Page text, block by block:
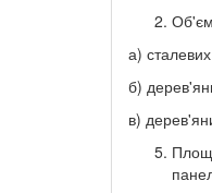
Об'єм
а)
б)
в)